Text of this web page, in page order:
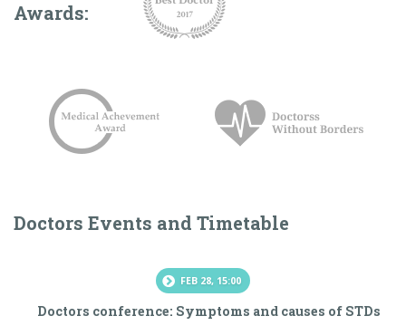
Awards:
Doctors Events and Timetable
FEB 28, 15:00
Doctors conference: Symptoms and causes of STDs